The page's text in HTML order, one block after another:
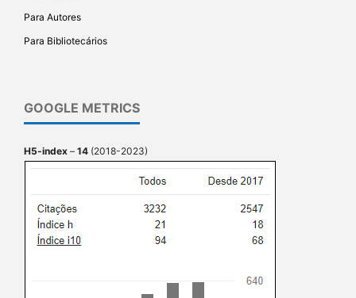
Para Autores
Para Bibliotecários
GOOGLE METRICS
H5-index – 14 (2018-2023)